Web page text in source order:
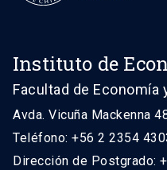
Instituto de
Facultad de Economía
Avda. Vicuña Mackenna
Teléfono: +56 2 2354
Dirección de Postgrado: